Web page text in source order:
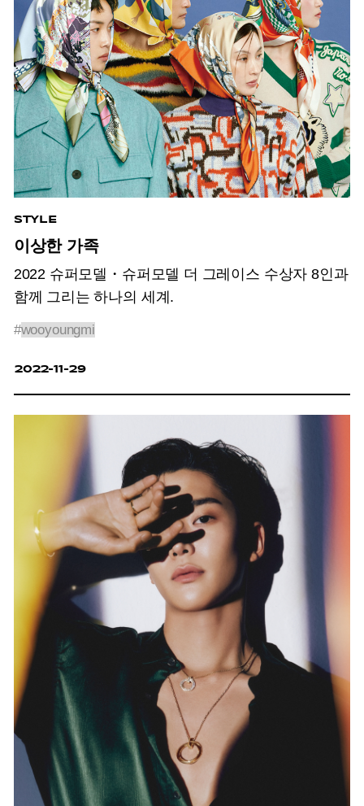
STYLE
이상한 가족
2022 슈퍼모델・슈퍼모델 더 그레이스 수상자 8인과
함께 그리는 하나의 세계.
#wooyoungmi
2022-11-29